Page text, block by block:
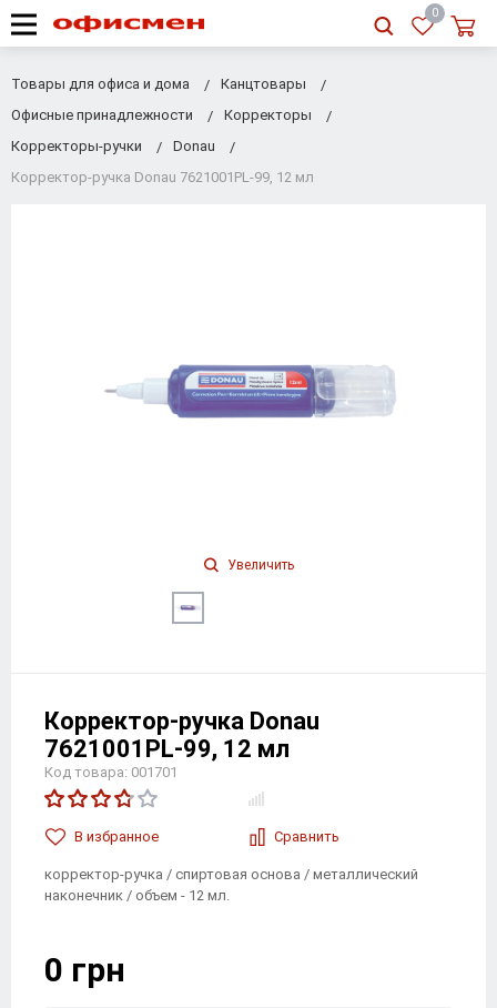
RU
0
Товары для офиса и дома
Канцтовары
Офисные принадлежности
Корректоры
Корректоры-ручки
Donau
Корректор-ручка Donau 7621001PL-99, 12 мл
Увеличить
Корректор-ручка Donau
7621001PL-99, 12 мл
Код товара: 001701
В избранноe Сравнить
корректор-ручка / спиртовая основа / металлический
наконечник / объем - 12 мл.
0 грн